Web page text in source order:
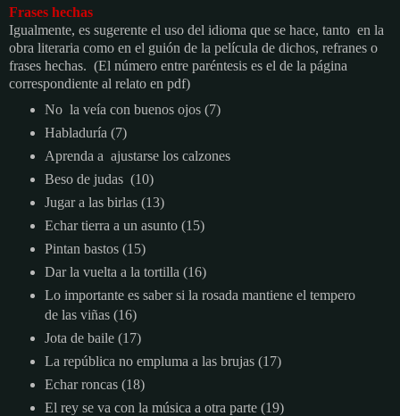
Frases hechas
Igualmente, es sugerente el uso del idioma que se hace, tanto en la
obra literaria como en el guión de la película de dichos, refranes o
frases hechas. (El número entre paréntesis es el de la página
correspondiente al relato en pdf)
No la veía con buenos ojos (7)
Habladuría (7)
Aprenda a ajustarse los calzones
Beso de judas (10)
Jugar a las birlas (13)
Echar tierra a un asunto (15)
Pintan bastos (15)
Dar la vuelta a la tortilla (16)
Lo importante es saber si la rosada mantiene el tempero
de las viñas (16)
Jota de baile (17)
La república no empluma a las brujas (17)
Echar roncas (18)
El rey se va con la música a otra parte (19)